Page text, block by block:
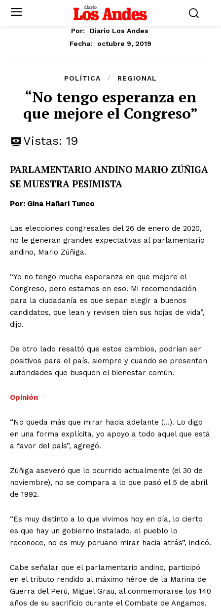
Por:
Diario Los Andes
Fecha:
octubre 9, 2019
POLÍTICA REGIONAL
“No tengo esperanza en
que mejore el Congreso”
Vistas: 19
PARLAMENTARIO ANDINO MARIO ZÚÑIGA
SE MUESTRA PESIMISTA
Por: Gina Hañari Tunco
Las elecciones congresales del 26 de enero de 2020,
no le generan grandes expectativas al parlamentario
andino, Mario Zúñiga.
“Yo no tengo mucha esperanza en que mejore el
Congreso, pero estamos en eso. Mi recomendación
para la ciudadanía es que sepan elegir a buenos
candidatos, que lean y revisen bien sus hojas de vida”,
dijo.
De otro lado resaltó que estos cambios, podrían ser
positivos para el país, siempre y cuando se presenten
autoridades que busquen el bienestar común.
Opinión
“No queda más que mirar hacia adelante (…). Lo digo
en una forma explícita, yo apoyo a todo aquel que está
a favor del país”, agregó.
Zúñiga aseveró que lo ocurrido actualmente (el 30 de
noviembre), no se compara a lo que pasó el 5 de abril
de 1992.
“Es muy distinto a lo que vivimos hoy en día, lo cierto
es que hay un gobierno instalado, el pueblo lo
reconoce, no es muy peruano mirar hacia atrás”, indicó.
Cabe señalar que el parlamentario andino, participó
en el tributo rendido al máximo héroe de la Marina de
Guerra del Perú, Miguel Grau, al conmemorarse los 140
años de su sacrificio durante el Combate de Angamos.